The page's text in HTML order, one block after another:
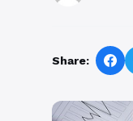
Share: